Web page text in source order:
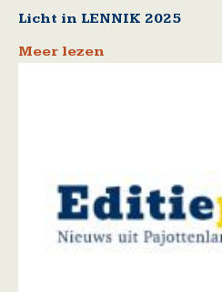
Licht in LENNIK 2025
Meer lezen